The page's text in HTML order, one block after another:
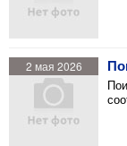
2 мая 2026